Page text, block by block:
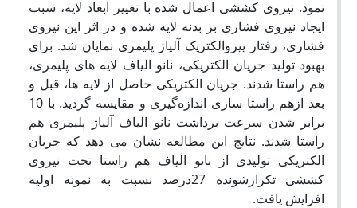
نمود. نیروی کششی اعمال شده با تغییر ابعاد لایه، سبب
ایجاد نیروی فشاری بر بدنه لایه شده و در اثر این نیروی
فشاری، رفتار پیزوالکتریک آلیاژ پلیمری نمایان شد. برای
بهبود تولید جریان الکتریکی، نانو الیاف لایه های پلیمری،
هم راستا شدند. جریان الکتریکی حاصل از لایه ها، قبل و
بعد ازهم راستا سازی اندازه‌گیری و مقایسه گردید. با 10
برابر شدن سرعت برداشت نانو الیاف آلیاژ پلیمری هم
راستا شدند. نتایج این مطالعه نشان می دهد که جریان
الکتریکی تولیدی از نانو الیاف هم راستا تحت نیروی
کششی تکرارشونده 27درصد نسبت به نمونه اولیه
افزایش یافت.